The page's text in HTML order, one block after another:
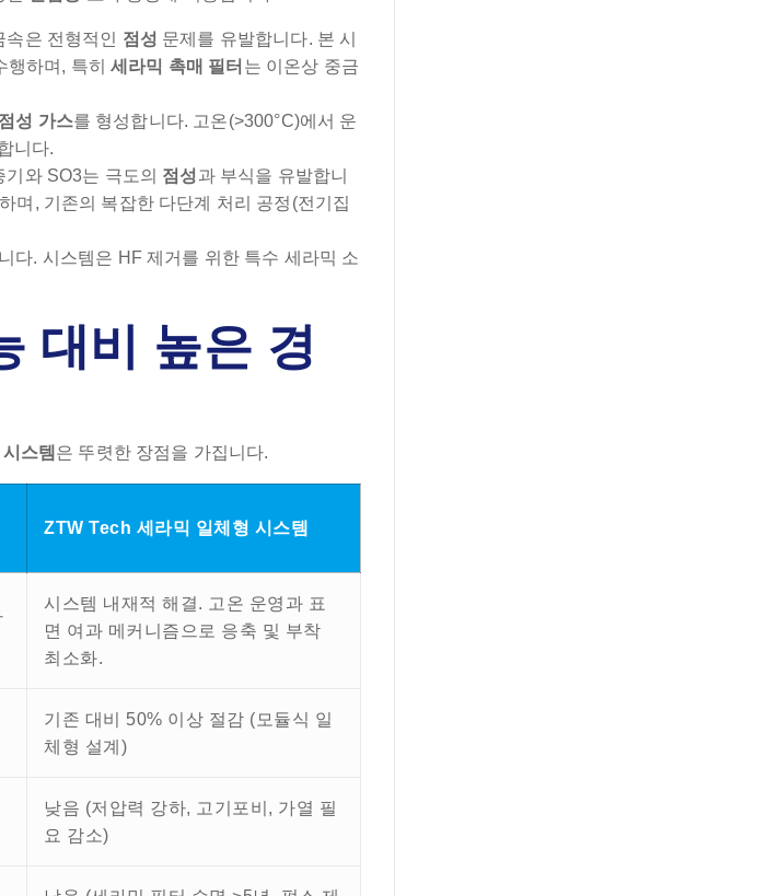
은 전형적인 점성 문제를 유발합니다. 본 시
행하며, 특히세라믹 촉매 필터 는 이온상 중금
점성 가스를 형성합니다. 고온(>300°C)에서 운
니다.
와 SO3는 극도의 점성 과 부식을 유발합니
며, 기존의 복잡한 다단계 처리 공정(전기집
다. 시스템은 HF 제거를 위한 특수 세라믹 소
대비 높은 경
스템 은 뚜렷한 장점을 가집니다.
ZTW Tech 세라믹 일체형 시스템
시스템 내재적 해결. 고온 운영과 표
면 여과 메커니즘으로 응축 및 부착
최소화.
기존 대비 50% 이상 절감 (모듈식 일
체형 설계)
낮음 (저압력 강하, 고기포비, 가열 필
요 감소)